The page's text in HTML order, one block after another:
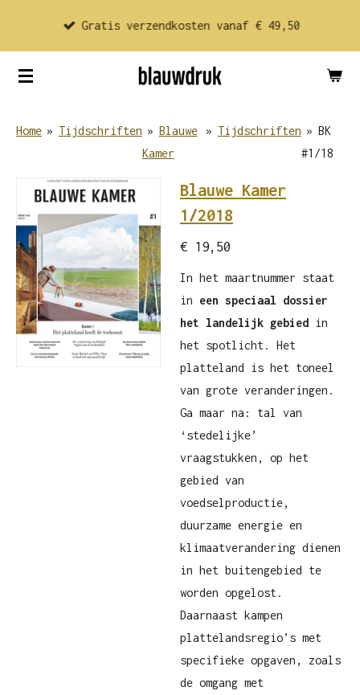
de
Gratis verzendkosten vanaf € 49,50
Home » Tijdschriften » Blauwe
Kamer
» Tijdschriften » BK
#1/18
Blauwe Kamer
1/2018
€ 19,50
In het maartnummer staat
in een speciaal dossier
het landelijk gebied in
het spotlicht. Het
platteland is het toneel
van grote veranderingen.
Ga maar na: tal van
‘stedelijke’
vraagstukken, op het
gebied van
voedselproductie,
duurzame energie en
klimaatverandering dienen
in het buitengebied te
worden opgelost.
Daarnaast kampen
plattelandsregio’s met
specifieke opgaven, zoals
de omgang met